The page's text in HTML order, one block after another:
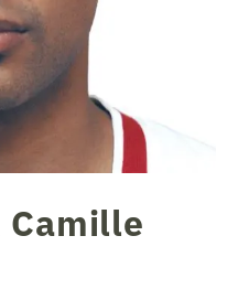
Camille